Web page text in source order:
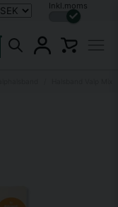
Inkl.moms